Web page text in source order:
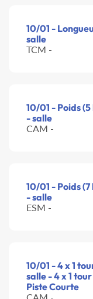
10/01 -
salle
TCM -
10/01 - Poids (5
- salle
CAM -
10/01 - Poids (7
- salle
ESM -
10/01 - 4 x 1
salle - 4 x 1 tour
Piste Courte